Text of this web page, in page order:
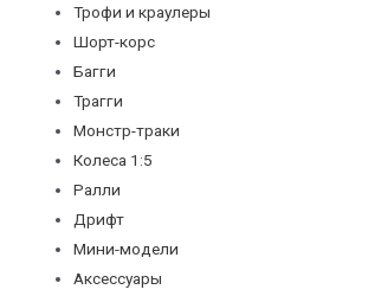
Трофи и краулеры
Шорт-корс
Багги
Трагги
Монстр-траки
Колеса 1:5
Ралли
Дрифт
Мини-модели
Аксессуары